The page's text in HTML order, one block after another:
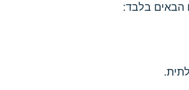
הבאים בלבד: